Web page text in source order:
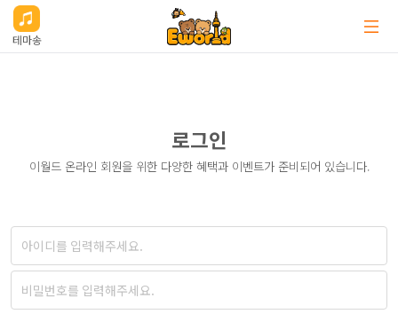
테마송
로그인
이월드 온라인 회원을 위한 다양한 혜택과 이벤트가 준비되어 있습니다.